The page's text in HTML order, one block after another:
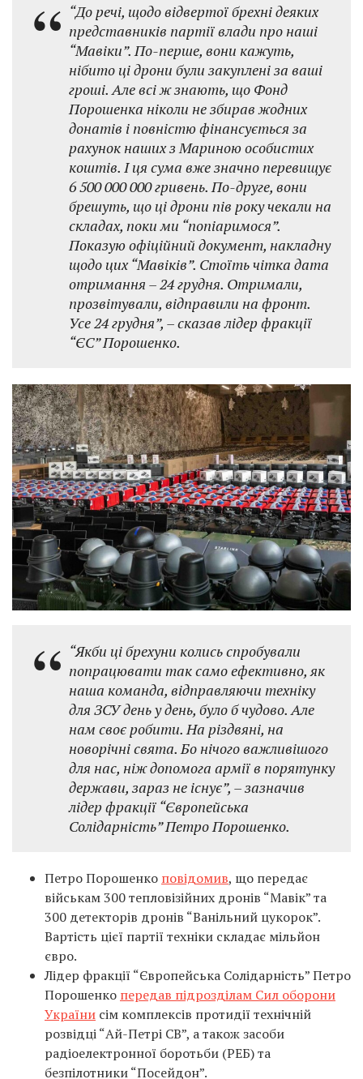
“До речі, щодо відвертої брехні деяких
представників партії влади про наші
“Мавіки”. По-перше, вони кажуть,
нібито ці дрони були закуплені за ваші
гроші. Але всі ж знають, що Фонд
Порошенка ніколи не збирав жодних
донатів і повністю фінансується за
рахунок наших з Мариною особистих
коштів. І ця сума вже значно перевищує
6 500 000 000 гривень. По-друге, вони
брешуть, що ці дрони пів року чекали на
складах, поки ми “попіаримося”.
Показую офіційний документ, накладну
щодо цих “Мавіків”. Стоїть чітка дата
отримання – 24 грудня. Отримали,
прозвітували, відправили на фронт.
Усе 24 грудня”, – сказав лідер фракції
“ЄС” Порошенко.
“Якби ці брехуни колись спробували
попрацювати так само ефективно, як
наша команда, відправляючи техніку
для ЗСУ день у день, було б чудово. Але
нам своє робити. На різдвяні, на
новорічні свята. Бо нічого важливішого
для нас, ніж допомога армії в порятунку
держави, зараз не існує”, – зазначив
лідер фракції “Європейська
Солідарність” Петро Порошенко.
Петро Порошенко повідомив, що передає
військам 300 тепловізійних дронів “Мавік” та
300 детекторів дронів “Ванільний цукорок”.
Вартість цієї партії техніки складає мільйон
євро.
Лідер фракції “Європейська Солідарність” Петро
Порошенко передав підрозділам Сил оборони
України сім комплексів протидії технічній
розвідці “Ай-Петрі СВ”, а також засоби
радіоелектронної боротьби (РЕБ) та
безпілотники “Посейдон”.